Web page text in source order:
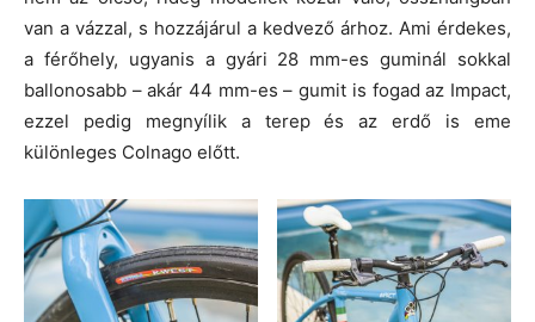
van a vázzal, s hozzájárul a kedvező árhoz. Ami érdekes,
a férőhely, ugyanis a gyári 28 mm-es guminál sokkal
ballonosabb – akár 44 mm-es – gumit is fogad az Impact,
ezzel pedig megnyílik a terep és az erdő is eme
különleges Colnago előtt.